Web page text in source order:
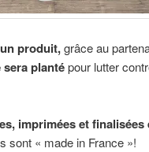
produit,grâce au
plantépour lutter
imprimées et finalisées
sont « made in France »!